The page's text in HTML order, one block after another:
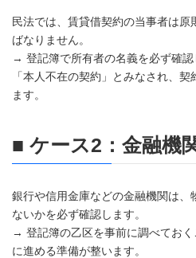
民法では、賃貸借契約の当事者は
ばなりません。
→ 登記簿で所有者の名義を必ず確
「本人不在の契約」とみなされ、
ます。
■ ケース2：金融機
銀行や信用金庫などの金融機関は、
ないかを必ず確認します。
→ 登記簿の乙区を事前に調べてお
に進める準備が整います。